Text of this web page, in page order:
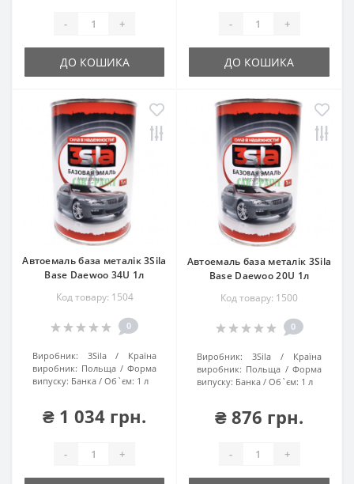
- +
ДО КОШИКА
- +
ДО КОШИКА
Автоемаль база металік 3Sila
Base Daewoo 34U 1л
Код товару: 1504
0
Виробник: 3Sila
Країна
виробник: Польща
Форма
випуску: Банка Об`єм: 1 л
₴ 1 034 грн.
- +
Автоемаль база металік 3Sila
Base Daewoo 20U 1л
Код товару: 1500
0
Виробник: 3Sila
Країна
виробник: Польща
Форма
випуску: Банка Об`єм: 1 л
₴ 876 грн.
- +